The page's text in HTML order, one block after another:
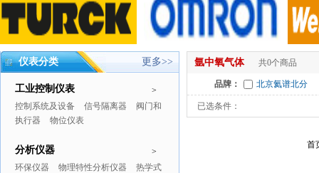
仪表分类 更多>>
>
工业控制仪表
控制系统及设备 信号隔离器
阀门和
执行器
物位仪表
>
分析仪器
环保仪器 物理特性分析仪器
热学式
氩中氧气体 共0个商品
品牌： 北京氦谱北分
已选条件：
首